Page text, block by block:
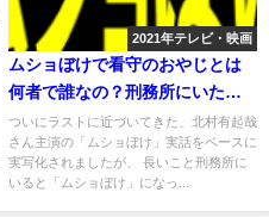
2021年テレビ・映画
ムショぼけで看守のおやじとは
何者で誰なの？刑務所にいた人
物？
ついにラストに近づいてきた、北村有起哉
さん主演の「ムショぼけ」実話をベースに
実写化されましたが、 長いこと刑務所に
いると「ムショぼけ」になっ...